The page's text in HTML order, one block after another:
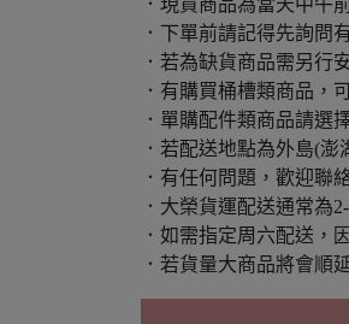
．現貨商品為當天中午
．下單前請記得先詢問
．若為缺貨商品需另行
．有購買桶槽類商品，
．單購配件類商品請選
．若配送地點為外島(
．有任何問題，歡迎聯
．大榮貨運配送通常為
．如需指定周六配送，
．若貨量大商品將會順